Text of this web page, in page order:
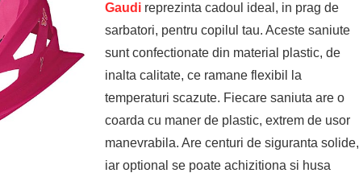
Gaudi reprezinta cadoul ideal, in prag de
sarbatori, pentru copilul tau. Aceste saniute
sunt confectionate din material plastic, de
inalta calitate, ce ramane flexibil la
temperaturi scazute. Fiecare saniuta are o
coarda cu maner de plastic, extrem de usor
manevrabila. Are centuri de siguranta solide,
iar optional se poate achizitiona si husa